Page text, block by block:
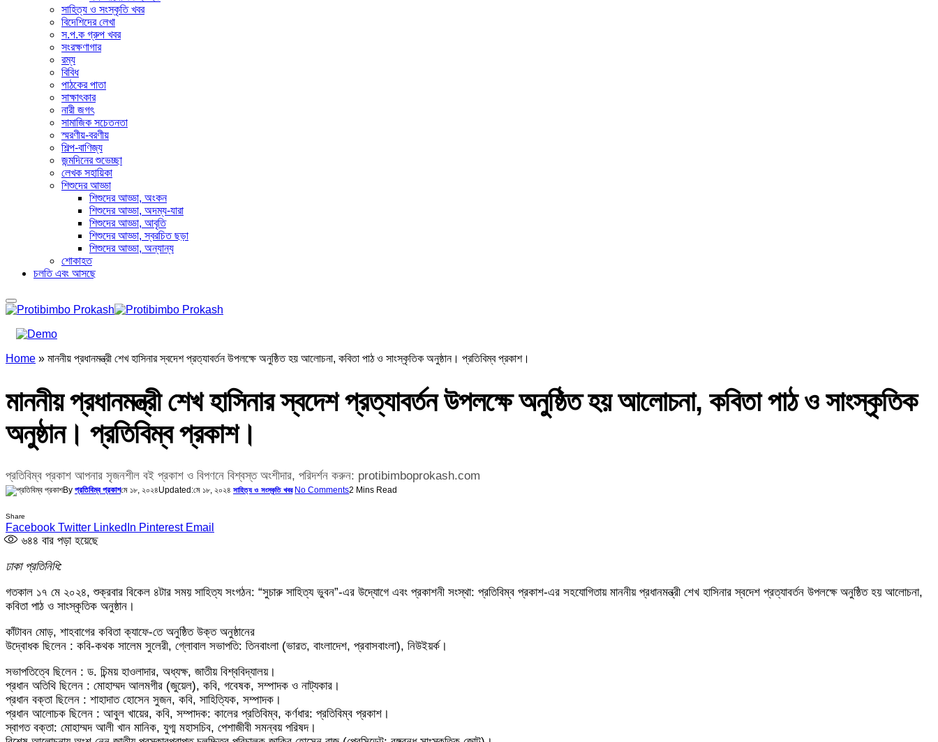
সাহিত্য ও সংস্কৃতি খবর
বিদেশিদের লেখা
স.প.ক গ্রুপ খবর
সংরক্ষণাগার
রম্য
বিবিধ
পাঠকের পাতা
সাক্ষাৎকার
নারী জগৎ
সামাজিক সচেতনতা
স্মরণীয়-বরণীয়
শিল্প-বাণিজ্য
জন্মদিনের শুভেচ্ছা
লেখক সহায়িকা
শিশুদের আড্ডা
শিশুদের আড্ডা, অংকন
শিশুদের আড্ডা, অদম্য-যারা
শিশুদের আড্ডা, আবৃতি
শিশুদের আড্ডা, স্বরচিত ছড়া
শিশুদের আড্ডা, অন্যান্য
শোকাহত
চলতি এবং আসছে
Home » মাননীয় প্রধানমন্ত্রী শেখ হাসিনার স্বদেশ প্রত্যাবর্তন উপলক্ষে অনুষ্ঠিত হয় আলোচনা, কবিতা পাঠ ও সাংস্কৃতিক অনুষ্ঠান। প্রতিবিম্ব প্রকাশ।
মাননীয় প্রধানমন্ত্রী শেখ হাসিনার স্বদেশ প্রত্যাবর্তন উপলক্ষে অনুষ্ঠিত হয় আলোচনা, কবিতা পাঠ ও সাংস্কৃতিক
অনুষ্ঠান। প্রতিবিম্ব প্রকাশ।
প্রতিবিম্ব প্রকাশ আপনার সৃজনশীল বই প্রকাশ ও বিপণনে বিশ্বস্ত অংশীদার, পরিদর্শন করুন: protibimboprokash.com
By প্রতিবিম্ব প্রকাশমে ১৮, ২০২৪Updated:মে ১৮, ২০২৪ সাহিত্য ও সংস্কৃতি খবর No Comments2 Mins Read
Share
Facebook Twitter LinkedIn Pinterest Email
৬৪৪ বার পড়া হয়েছে
ঢাকা প্রতিনিধি:
গতকাল ১৭ মে ২০২৪, শুক্রবার বিকেল ৪টার সময় সাহিত্য সংগঠন: “সুচারু সাহিত্য ভুবন”-এর উদ্যোগে এবং প্রকাশনী সংস্থা: প্রতিবিম্ব প্রকাশ-এর সহযোগিতায় মাননীয় প্রধানমন্ত্রী শেখ হাসিনার স্বদেশ প্রত্যাবর্তন উপলক্ষে অনুষ্ঠিত হয় আলোচনা,
কবিতা পাঠ ও সাংস্কৃতিক অনুষ্ঠান।
কাঁটাবন মোড়, শাহবাগের কবিতা ক্যাফে-তে অনুষ্ঠিত উক্ত অনুষ্ঠানের
উদ্বোধক ছিলেন : কবি-কথক সালেম সুলেরী, গ্লোবাল সভাপতি: তিনবাংলা (ভারত, বাংলাদেশ, প্রবাসবাংলা), নিউইয়র্ক।
সভাপতিত্বে ছিলেন : ড. চিন্ময় হাওলাদার, অধ্যক্ষ, জাতীয় বিশ্ববিদ্যালয়।
প্রধান অতিথি ছিলেন : মোহাম্মদ আলমগীর (জুয়েল), কবি, গবেষক, সম্পাদক ও নাট্যকার।
প্রধান বক্তা ছিলেন : শাহাদাত হোসেন সুজন, কবি, সাহিত্যিক, সম্পাদক।
প্রধান আলোচক ছিলেন : আবুল খায়ের, কবি, সম্পাদক: কালের প্রতিবিম্ব, কর্ণধার: প্রতিবিম্ব প্রকাশ।
স্বাগত বক্তা: মোহাম্মদ আলী খান মানিক, যুগ্ম মহাসচিব, পেশাজীবী সমন্বয় পরিষদ।